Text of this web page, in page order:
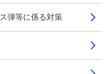
弾等に係る対策